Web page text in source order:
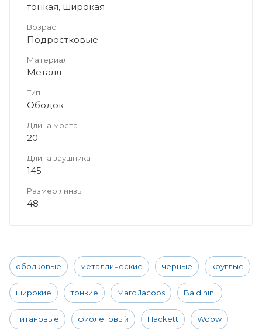
тонкая, широкая
Возраст
Подростковые
Материал
Металл
Тип
Ободок
Длина моста
20
Длина заушника
145
Размер линзы
48
ободковые металлические черные круглые
широкие тонкие Marc Jacobs Baldinini
титановые фиолетовый Hackett Woow